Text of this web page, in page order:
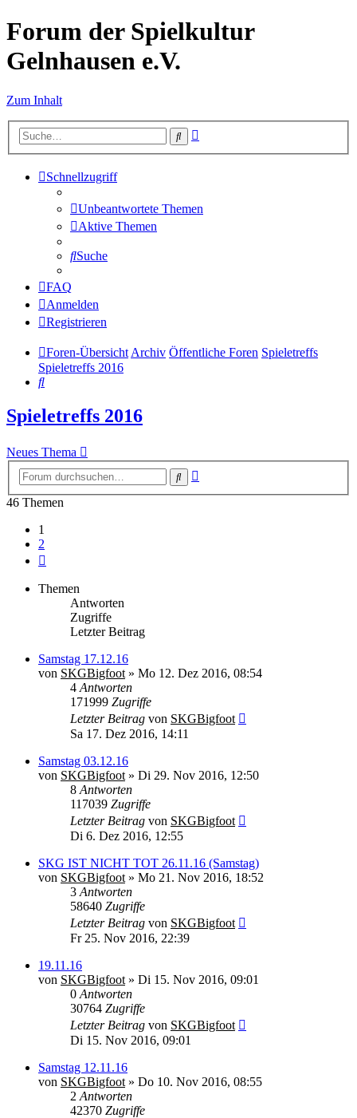
Forum der Spielkultur
Gelnhausen e.V.
Zum Inhalt
Suche
Schnellzugriff
Unbeantwortete Themen
Aktive Themen
Suche
FAQ
Anmelden
Registrieren
Foren-ÜbersichtArchiv Öffentliche Foren Spieletreffs
Spieletreffs 2016
Suche
Spieletreffs 2016
Neues Thema
Suche
46 Themen
1
2
Themen
Antworten
Zugriffe
Letzter Beitrag
Samstag 17.12.16
von SKGBigfoot » Mo 12. Dez 2016, 08:54
4 Antworten
171999 Zugriffe
Letzter Beitrag von SKGBigfoot
Sa 17. Dez 2016, 14:11
Samstag 03.12.16
von SKGBigfoot » Di 29. Nov 2016, 12:50
8 Antworten
117039 Zugriffe
Letzter Beitrag von SKGBigfoot
Di 6. Dez 2016, 12:55
SKG IST NICHT TOT 26.11.16 (Samstag)
von SKGBigfoot » Mo 21. Nov 2016, 18:52
3 Antworten
58640 Zugriffe
Letzter Beitrag von SKGBigfoot
Fr 25. Nov 2016, 22:39
19.11.16
von SKGBigfoot » Di 15. Nov 2016, 09:01
0 Antworten
30764 Zugriffe
Letzter Beitrag von SKGBigfoot
Di 15. Nov 2016, 09:01
Samstag 12.11.16
von SKGBigfoot » Do 10. Nov 2016, 08:55
2 Antworten
42370 Zugriffe